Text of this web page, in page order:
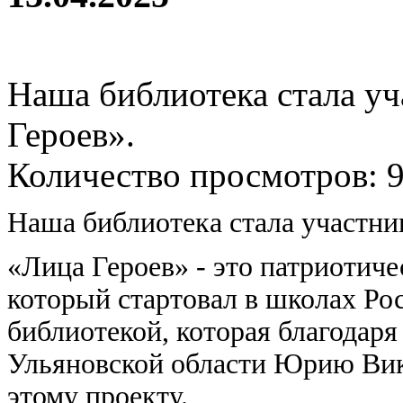
Наша библиотека стала
Героев».
Количество просмотров:
Наша библиотека стала
«Лица Героев» - это
который стартовал в школах
библиотекой, которая
Ульяновской области Юрию
этому проекту.